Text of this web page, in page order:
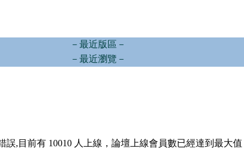
－最近版區－
－最近瀏覽－
誤,目前有 10010 人上線，論壇上線會員數已經達到最大值